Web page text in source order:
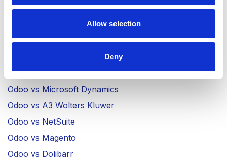
Allow selection
Deny
Odoo vs Zoho
Odoo vs Factusol
Odoo vs Sage
Odoo vs Microsoft Dynamics
Odoo vs A3 Wolters Kluwer
Odoo vs NetSuite
Odoo vs Magento
Odoo vs Dolibarr